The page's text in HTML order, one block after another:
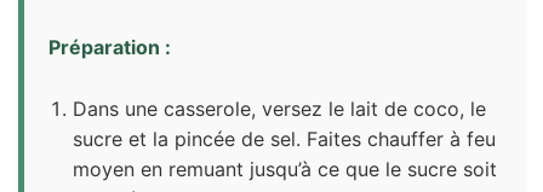
Préparation :
Dans une casserole, versez le lait de coco, le
sucre et la pincée de sel. Faites chauffer à feu
moyen en remuant jusqu’à ce que le sucre soit